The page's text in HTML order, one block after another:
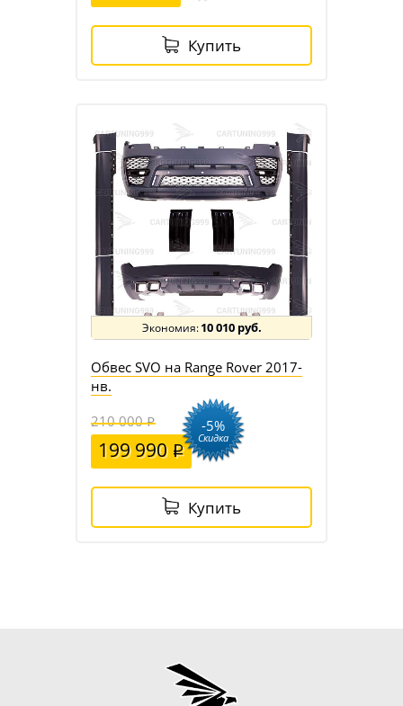
Купить
10 010 руб.
Обвес SVO на Range Rover 2017-
нв.
210 000
199 990
-5%
Скидка
Купить